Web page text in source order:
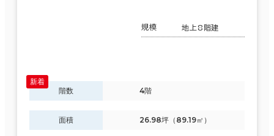
規模 地上8階建
階数 4階
面積 26.98坪（89.19㎡）